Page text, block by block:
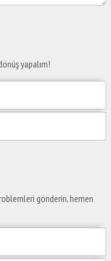
yapalım!
gönderin, hemen